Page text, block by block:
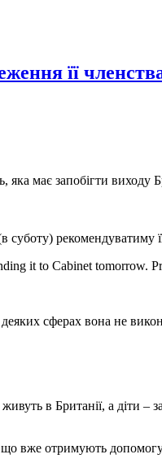
її
має запобігти виходу
рекомендуватиму
it to Cabinet tomorrow.
сферах вона не
в Британії, а діти
вже отримують